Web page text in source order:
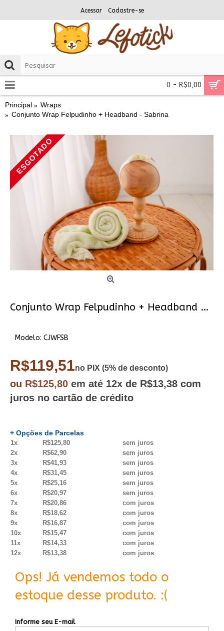
Acessar Cadastre-se
0 - R$0,00
Principal
Wraps
Conjunto Wrap Felpudinho + Headband - Sabrina
ESGOTADO
Conjunto Wrap Felpudinho + Headband - Sabrina
Modelo: CJWFSB
R$119,51no PIX (5% de desconto)
ou R$125,80 em até 12x de R$13,38 com
juros no cartão de crédito
+ Opções de Parcelas
1x R$125,80
sem juros
2x
R$62,90
sem juros
3x
R$41,93
sem juros
4x
R$31,45
sem juros
5x
R$25,16
sem juros
6x
R$20,97
sem juros
7x
R$20,86
com juros
8x
R$18,62
com juros
9x
R$16,87
com juros
10x
R$15,47
com juros
11x
R$14,33
com juros
12x
R$13,38 com juros
Ops! Já vendemos todo o
estoque desse produto. :(
Informe seu E-mail